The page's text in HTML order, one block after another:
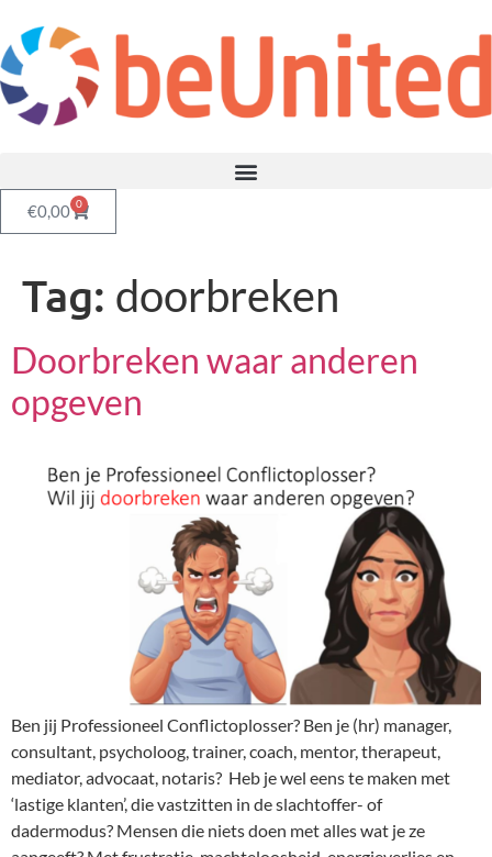
€0,00 0
Tag: doorbreken
Doorbreken waar anderen
opgeven
Ben jij Professioneel Conflictoplosser? Ben je (hr) manager,
consultant, psycholoog, trainer, coach, mentor, therapeut,
mediator, advocaat, notaris? Heb je wel eens te maken met
‘lastige klanten’, die vastzitten in de slachtoffer- of
dadermodus? Mensen die niets doen met alles wat je ze